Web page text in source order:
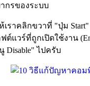
กรของระบบ
ราคลิกขวาที่ "ปุ่ม Start"
ต์แวร์ที่ถูกเปิดใช้งาน
Disable" ไปครับ